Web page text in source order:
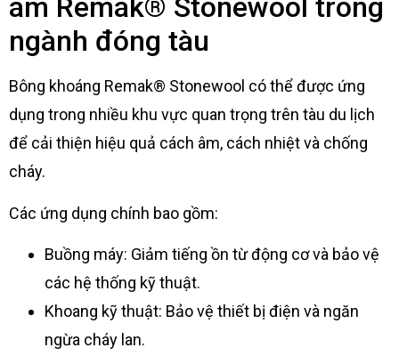
âm Remak® Stonewool trong
ngành đóng tàu
Bông khoáng Remak® Stonewool có thể được ứng
dụng trong nhiều khu vực quan trọng trên tàu du lịch
để cải thiện hiệu quả cách âm, cách nhiệt và chống
cháy.
Các ứng dụng chính bao gồm:
Buồng máy: Giảm tiếng ồn từ động cơ và bảo vệ
các hệ thống kỹ thuật.
Khoang kỹ thuật: Bảo vệ thiết bị điện và ngăn
ngừa cháy lan.